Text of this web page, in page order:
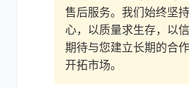
售后服务。我们始终坚
心，以质量求生存，以信
期待与您建立长期的合
开拓市场。